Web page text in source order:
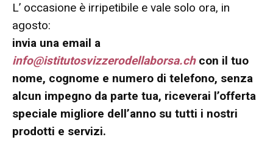
L’ occasione è irripetibile e vale solo ora, in
agosto:
invia una email a
info@istitutosvizzerodellaborsa.chcon il tuo
nome, cognome e numero di telefono, senza
alcun impegno da parte tua, riceverai l’offerta
speciale migliore dell’anno su tutti i nostri
prodotti e servizi.